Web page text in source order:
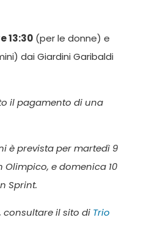
13:30 (per le donne) e
dai Giardini Garibaldi
il pagamento di una
è prevista per martedì 9
Olimpico, e domenica 10
Sprint.
consultare il sito di Trio